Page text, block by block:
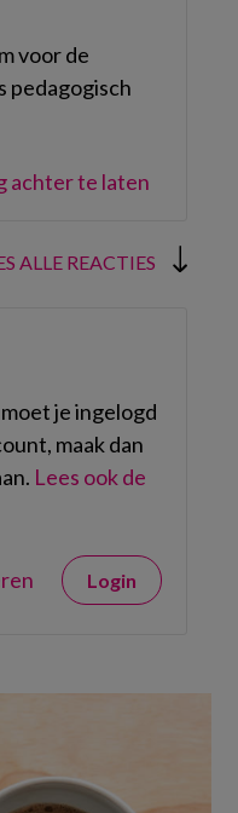
voor de
pedagogisch
achter te laten
ALLE REACTIES
je ingelogd
maak dan
Lees ook de
Login